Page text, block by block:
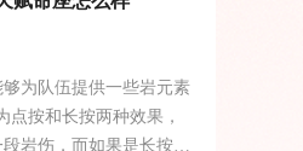
为队伍提供一些岩元素
点按和长按两种效果，
岩伤，而如果是长按的